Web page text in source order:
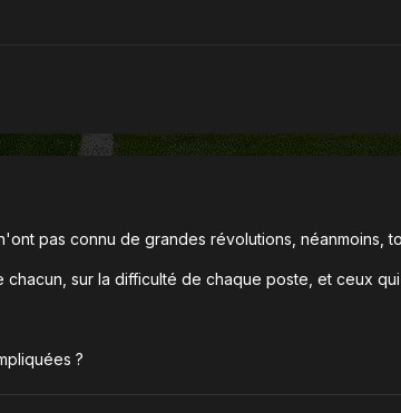
pas connu de grandes révolutions, néanmoins,
sur la difficulté de chaque poste, et ceux
?